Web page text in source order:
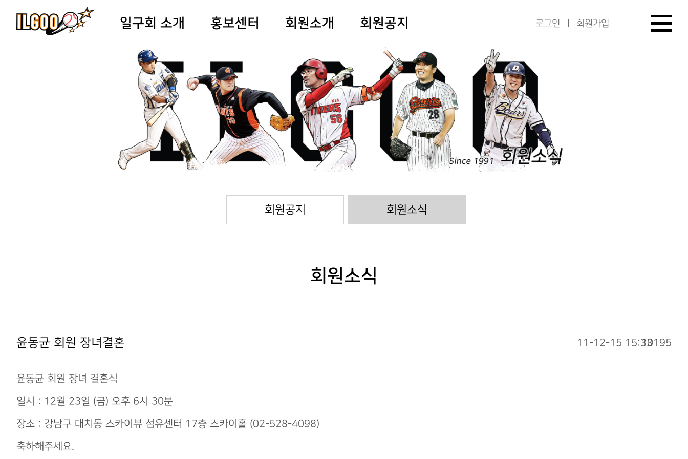
일구회 소개 홍보센터 회원소개 회원공지 로그인 회원가입
회원공지 회원소식
회원소식
윤동균 회원 장녀결혼 11-12-15 15:3310195
윤동균 회원 장녀 결혼식
일시 : 12월 23일 (금) 오후 6시 30분
장소 : 강남구 대치동 스카이뷰 섬유센터 17층 스카이홀 (02-528-4098)
축하해주세요.